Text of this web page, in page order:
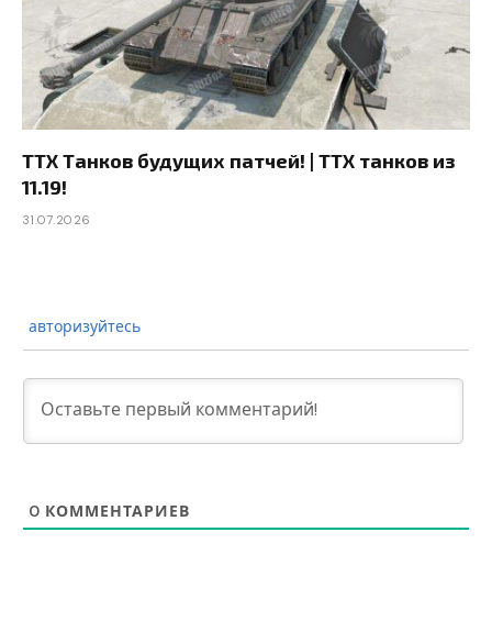
ТТХ Танков будущих патчей! | ТТХ танков из
11.19!
31.07.2026
авторизуйтесь
0 КОММЕНТАРИЕВ